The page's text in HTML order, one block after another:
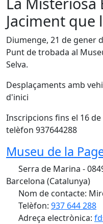
Jaciment que
Diumenge, 21 de gener
Punt de trobada al
Selva.
Desplaçaments amb
d'inici
Inscripcions fins el 16
telèfon 937644288
Museu de la
Serra de Marina -
Barcelona (Catalunya)
Nom de contacte:
Telèfon: 937 644 288
Adreça electrònica: